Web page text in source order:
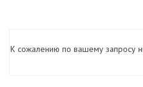
К сожалению по вашему запросу